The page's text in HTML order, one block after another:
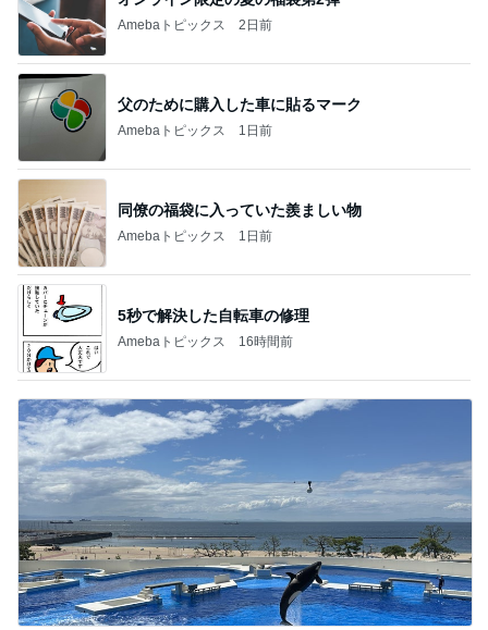
Amebaトピックス 2日前
父のために購入した車に貼るマーク
Amebaトピックス 1日前
同僚の福袋に入っていた羨ましい物
Amebaトピックス 1日前
5秒で解決した自転車の修理
Amebaトピックス 16時間前